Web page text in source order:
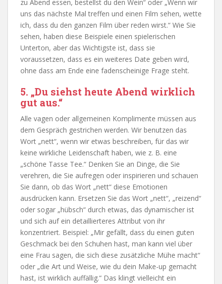
zu Abend essen, bestellst du den Wein“ oder „Wenn wir
uns das nächste Mal treffen und einen Film sehen, wette
ich, dass du den ganzen Film über reden wirst.“ Wie Sie
sehen, haben diese Beispiele einen spielerischen
Unterton, aber das Wichtigste ist, dass sie
voraussetzen, dass es ein weiteres Date geben wird,
ohne dass am Ende eine fadenscheinige Frage steht.
5. „Du siehst heute Abend wirklich
gut aus.“
Alle vagen oder allgemeinen Komplimente müssen aus
dem Gespräch gestrichen werden. Wir benutzen das
Wort „nett“, wenn wir etwas beschreiben, für das wir
keine wirkliche Leidenschaft haben, wie z. B. eine
„schöne Tasse Tee.“ Denken Sie an Dinge, die Sie
verehren, die Sie aufregen oder inspirieren und schauen
Sie dann, ob das Wort „nett“ diese Emotionen
ausdrücken kann. Ersetzen Sie das Wort „nett“, „reizend“
oder sogar „hübsch“ durch etwas, das dynamischer ist
und sich auf ein detaillierteres Attribut von ihr
konzentriert. Beispiel: „Mir gefällt, dass du einen guten
Geschmack bei den Schuhen hast, man kann viel über
eine Frau sagen, die sich diese zusätzliche Mühe macht“
oder „die Art und Weise, wie du dein Make-up gemacht
hast, ist wirklich auffällig.“ Das klingt vielleicht ein